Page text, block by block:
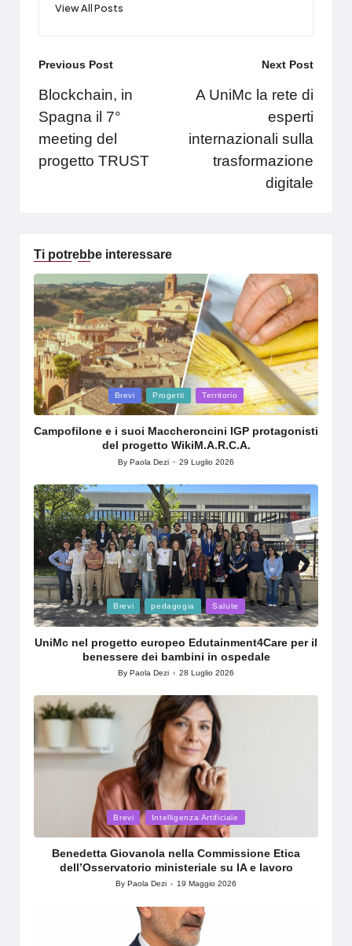
View All Posts
Post
navigation
Previous Post
Blockchain, in
Spagna il 7°
meeting del
progetto TRUST
Next Post
A UniMc la rete di
esperti
internazionali sulla
trasformazione
digitale
Ti potrebbe interessare
Posted
in
Brevi Progetti Territorio
Campofilone e i suoi Maccheroncini IGP protagonisti
del progetto WikiM.A.R.C.A.
Posted
ByPaola Dezi 29 Luglio 2026
Posted
in
Brevi pedagogia Salute
UniMc nel progetto europeo Edutainment4Care per il
benessere dei bambini in ospedale
Posted
ByPaola Dezi 28 Luglio 2026
Brevi Intelligenza Artificiale
Benedetta Giovanola nella Commissione Etica
dell’Osservatorio ministeriale su IA e lavoro
Posted
By Paola Dezi 19 Maggio 2026